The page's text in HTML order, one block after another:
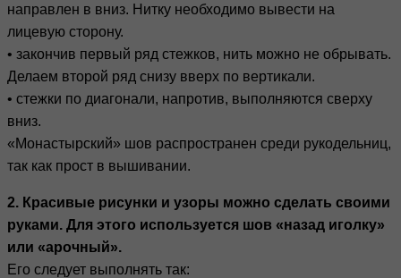
направлен в вниз. Нитку необходимо вывести на
лицевую сторону.
• закончив первый ряд стежков, нить можно не обрывать.
Делаем второй ряд снизу вверх по вертикали.
• стежки по диагонали, напротив, выполняются сверху
вниз.
«Монастырский» шов распространен среди рукодельниц,
так как прост в вышивании.
2. Красивые рисунки и узоры можно сделать своими
руками. Для этого используется шов «назад иголку»
или «арочный».
Его следует выполнять так: